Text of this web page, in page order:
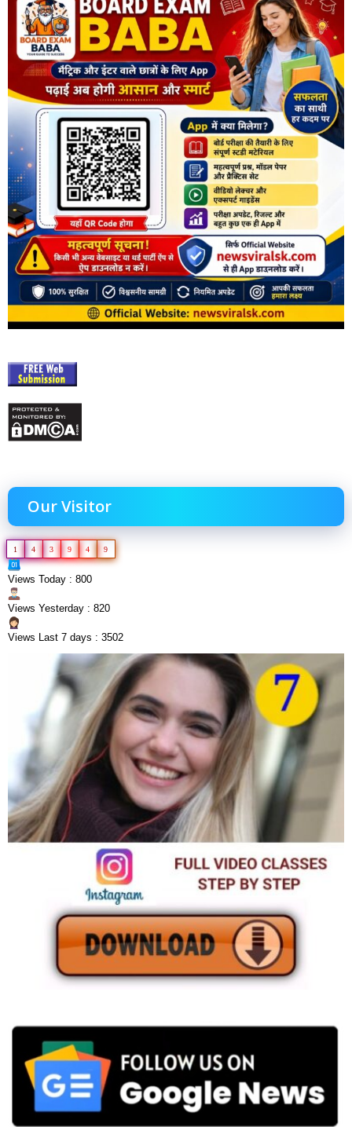
Our Visitor
1 4 3 9 4 9
Views Today : 800
Views Yesterday : 820
Views Last 7 days : 3502